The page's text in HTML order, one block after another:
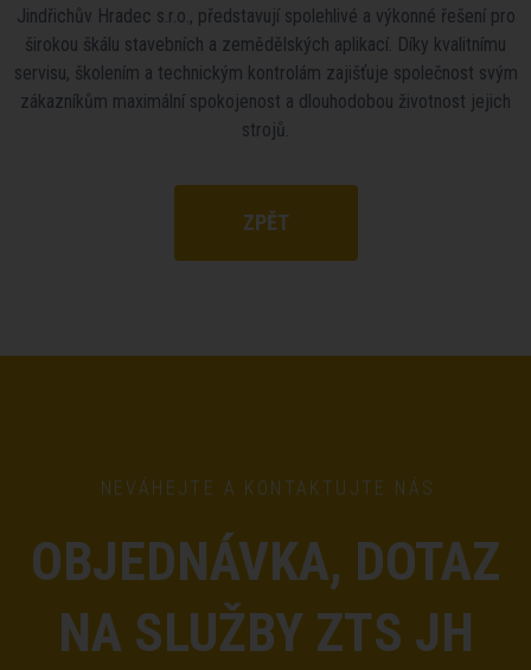
Jindřichův Hradec s.r.o., představují spolehlivé a výkonné řešení pro
širokou škálu stavebních a zemědělských aplikací. Díky kvalitnímu
servisu, školením a technickým kontrolám zajišťuje společnost svým
zákazníkům maximální spokojenost a dlouhodobou životnost jejich
strojů.
ZPĚT
NEVÁHEJTE A KONTAKTUJTE NÁS
OBJEDNÁVKA, DOTAZ
NA SLUŽBY ZTS JH